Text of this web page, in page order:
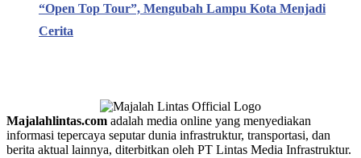
“Open Top Tour”, Mengubah Lampu Kota Menjadi
Cerita
Majalahlintas.com adalah media online yang menyediakan
informasi tepercaya seputar dunia infrastruktur, transportasi, dan
berita aktual lainnya, diterbitkan oleh PT Lintas Media Infrastruktur.